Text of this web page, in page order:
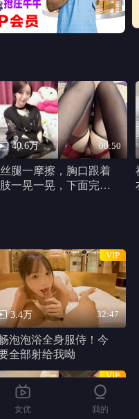
40.6万 00:50
腿一摩擦，胸口跟着
一晃一晃，下面完全
3.4万 32:47
VIP
泡泡浴全身服侍！今
全部射给我呦
VIP
女优 我的